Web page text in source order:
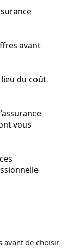
avant
du coût
vous
avant de choisir